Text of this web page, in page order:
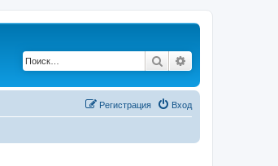
Поиск
Вход
Регистрация